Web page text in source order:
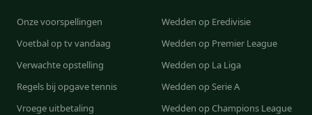
Onze voorspellingen
Voetbal op tv vandaag
Verwachte opstelling
Regels bij opgave tennis
Vroege uitbetaling
Wedden op Eredivisie
Wedden op Premier League
Wedden op La Liga
Wedden op Serie A
Wedden op Champions League